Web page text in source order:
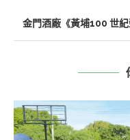
金門酒廠《黃埔100 世